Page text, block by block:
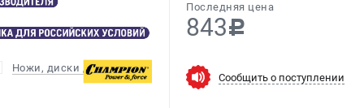
Ножи, диски для мотокос
Последняя цена
843c
Сообщить о поступлении